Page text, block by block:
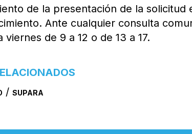
de la presentación de la solicitud
Ante cualquier consulta
viernes de 9 a 12 o de 13 a 17.
/SUPARA